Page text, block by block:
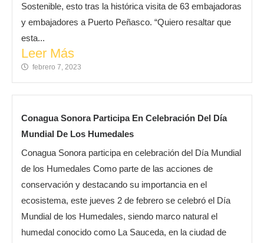
Sostenible, esto tras la histórica visita de 63 embajadoras
y embajadores a Puerto Peñasco. “Quiero resaltar que
esta...
Leer Más
febrero 7, 2023
Conagua Sonora Participa En Celebración Del Día
Mundial De Los Humedales
Conagua Sonora participa en celebración del Día Mundial
de los Humedales Como parte de las acciones de
conservación y destacando su importancia en el
ecosistema, este jueves 2 de febrero se celebró el Día
Mundial de los Humedales, siendo marco natural el
humedal conocido como La Sauceda, en la ciudad de